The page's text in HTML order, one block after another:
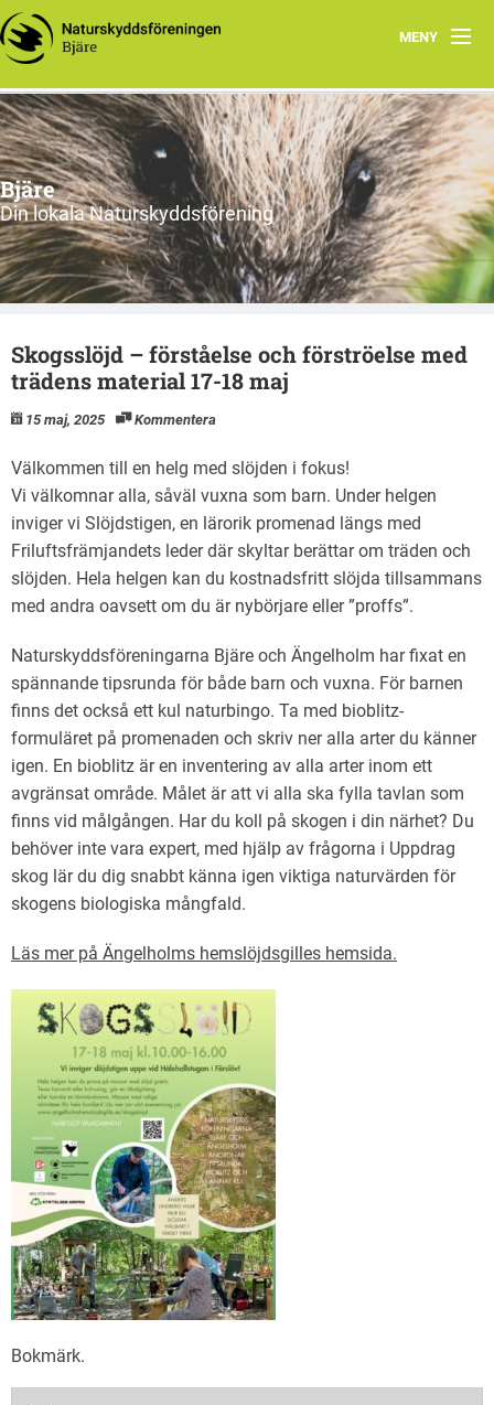
MENY
Hem
Om oss
Styrelsen
Program
Vad vi gör!
Bjäre
Din lokala Naturskyddsförening
Skogsslöjd – förståelse och förströelse med
trädens material 17-18 maj
15 maj, 2025 Kommentera
Välkommen till en helg med slöjden i fokus!
Vi välkomnar alla, såväl vuxna som barn. Under helgen
inviger vi Slöjdstigen, en lärorik promenad längs med
Friluftsfrämjandets leder där skyltar berättar om träden och
slöjden. Hela helgen kan du kostnadsfritt slöjda tillsammans
med andra oavsett om du är nybörjare eller ”proffs”.
Naturskyddsföreningarna Bjäre och Ängelholm har fixat en
spännande tipsrunda för både barn och vuxna. För barnen
finns det också ett kul naturbingo. Ta med bioblitz-
formuläret på promenaden och skriv ner alla arter du känner
igen. En bioblitz är en inventering av alla arter inom ett
avgränsat område. Målet är att vi alla ska fylla tavlan som
finns vid målgången. Har du koll på skogen i din närhet? Du
behöver inte vara expert, med hjälp av frågorna i Uppdrag
skog lär du dig snabbt känna igen viktiga naturvärden för
skogens biologiska mångfald.
Läs mer på Ängelholms hemslöjdsgilles hemsida.
Bokmärk.